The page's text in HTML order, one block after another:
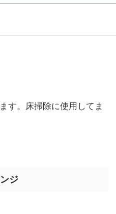
す。床掃除に使用してま
ジ